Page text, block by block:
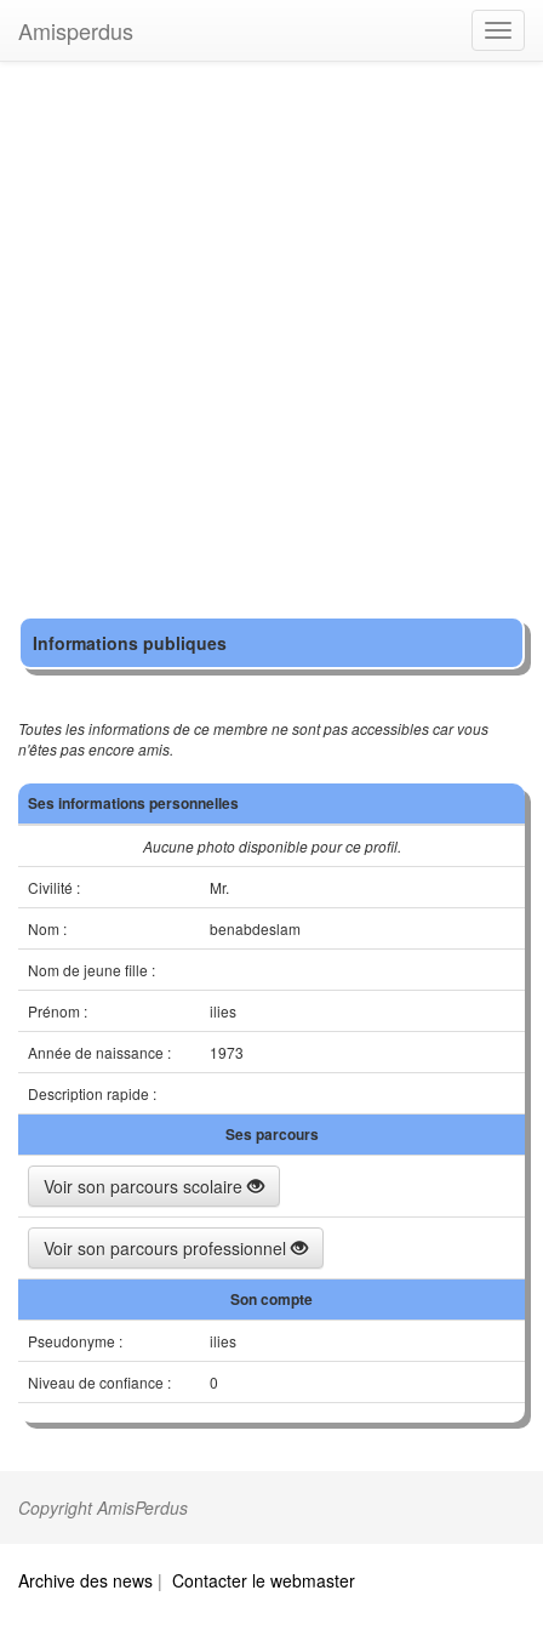
Amisperdus
Informations publiques
Toutes les informations de ce membre ne sont pas accessibles car vous
n'êtes pas encore amis.
Ses informations personnelles
Aucune photo disponible pour ce profil.
Civilité :
Mr.
Nom :
benabdeslam
Nom de jeune fille :
Prénom :
ilies
Année de naissance :
1973
Description rapide :
Ses parcours
Voir son parcours scolaire
Voir son parcours professionnel
Son compte
Pseudonyme :
ilies
Niveau de confiance :
0
Copyright AmisPerdus
Archive des news | Contacter le webmaster